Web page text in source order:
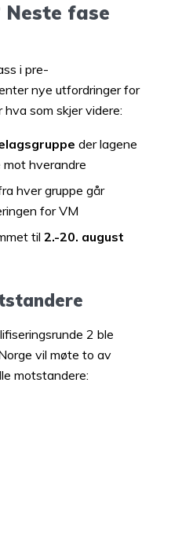
Neste fase
i pre-
nye utfordringer for
som skjer videre:
der lagene
mot hverandre
hver gruppe går
for VM
til 2.-20. august
2 ble
vil møte to av
motstandere: